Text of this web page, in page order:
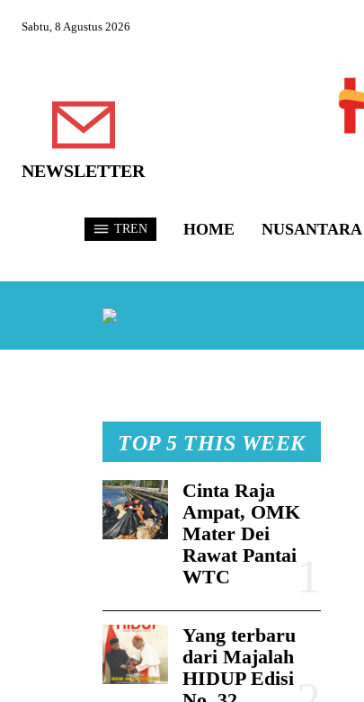
Sabtu, 8 Agustus 2026
NEWSLETTER
TREN HOME NUSANTARA
TOP 5 THIS WEEK
Cinta Raja
Ampat, OMK
Mater Dei
Rawat Pantai
WTC
Yang terbaru
dari Majalah
HIDUP Edisi